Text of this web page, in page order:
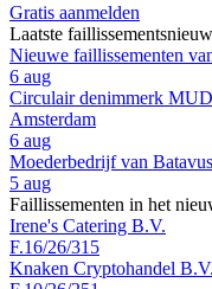
Gratis aanmelden
Laatste
Nieuwe faillissementen
6 aug
Circulair denimmerk
Amsterdam
6 aug
Moederbedrijf van
5 aug
Faillissementen in het
Irene's Catering B.V.
F.16/26/315
Knaken Cryptohandel B.V.